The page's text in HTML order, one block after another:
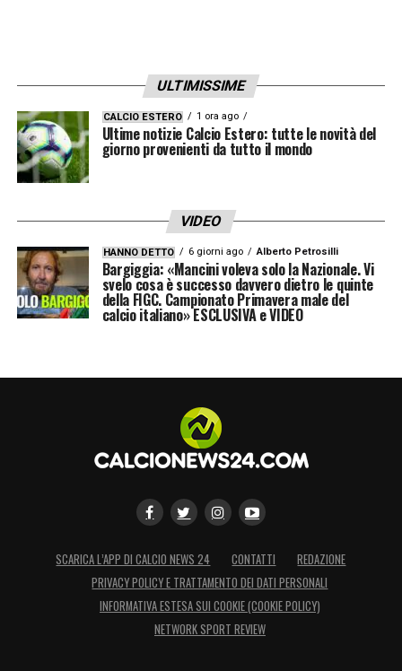
ULTIMISSIME
CALCIO ESTERO 1 ora ago
Ultime notizie Calcio Estero: tutte le novità del
giorno provenienti da tutto il mondo
VIDEO
HANNO DETTO 6 giorni ago Alberto Petrosilli
Bargiggia: «Mancini voleva solo la Nazionale. Vi
svelo cosa è successo davvero dietro le quinte
della FIGC. Campionato Primavera male del
calcio italiano» ESCLUSIVA e VIDEO
SCARICA L’APP DI CALCIO NEWS 24 CONTATTI
REDAZIONE
PRIVACY POLICY E TRATTAMENTO DEI DATI PERSONALI
INFORMATIVA ESTESA SUI COOKIE (COOKIE POLICY)
NETWORK SPORT REVIEW